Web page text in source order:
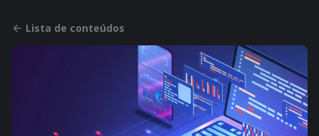
Lista de conteúdos